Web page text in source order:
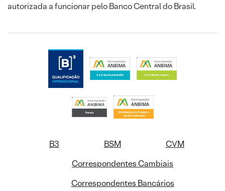
autorizada a funcionar pelo Banco Central do Brasil.
B3 BSM
CVM
Correspondentes Cambiais
Correspondentes Bancários